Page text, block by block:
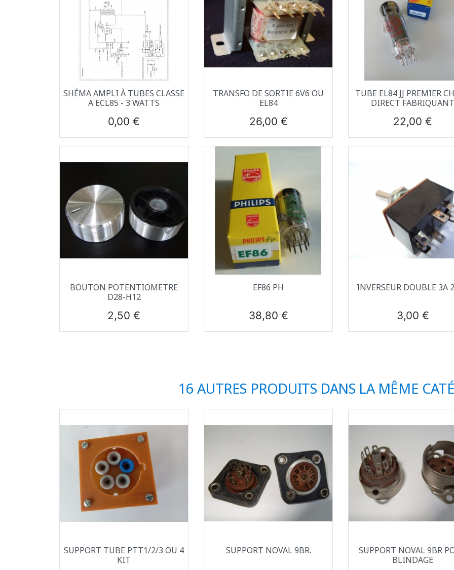
 Aperçu rapide
SHÉMA AMPLI À TUBES CLASSE
A ECL85 - 3 WATTS
Prix
0,00 €
Aperçu rapide
TRANSFO DE SORTIE 6V6 OU
EL84
Prix
26,00 €
Aperçu rapide
TUBE EL84 JJ PREMIER
DIRECT FABRIQUANT
Prix
22,00 €
Aperçu rapide
BOUTON POTENTIOMETRE
D28-H12
Prix
2,50 €
Aperçu rapide
EF86 PH
Prix
38,80 €
Aperçu rapide
INVERSEUR DOUBLE 3A
Prix
3,00 €
16 AUTRES PRODUITS DANS LA MÊME
 Aperçu rapide
SUPPORT TUBE PTT1/2/3 OU 4
KIT
Aperçu rapide
SUPPORT NOVAL 9BR. Aperçu rapide
SUPPORT NOVAL 9BR
BLINDAGE